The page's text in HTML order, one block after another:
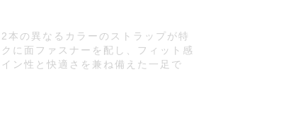
本の異なるカラーのストラップが特
に面ファスナーを配し、フィット感
ン性と快適さを兼ね備えた一足で